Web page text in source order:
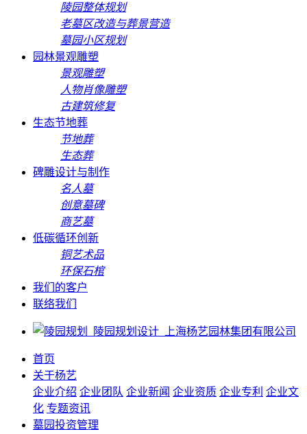
陵园整体规划
老墓区改造与葬景营造
墓园小区规划
园林景观雕塑
景观雕塑
人物肖像雕塑
古建筑修复
生态节地葬
节地葬
生态葬
碑雕设计与制作
名人墓
创意墓碑
商艺墓
低碳循环创新
铜艺术品
环保石棺
我们的客户
联络我们
首页
关于杨艺
企业介绍 企业团队 企业新闻 企业资质 企业专利 企业文
化 专题资讯
墓园投资管理